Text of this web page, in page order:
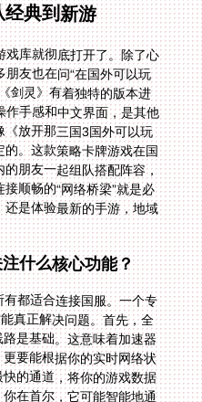
典到新游
戏库就彻底打开了。除了心
朋友也在问“在国外可以玩
剑灵》有着独特的版本进
作手感和中文界面，是其他
《放开那三国3国外可以玩
的。这款策略卡牌游戏在国
的朋友一起组队搭配阵容，
顺畅的“网络桥梁”就是必
还是体验最新的手游，地域
什么核心功能？
都适合连接国服。一个专
真正解决问题。首先，全
是基础。这意味着加速器
要能根据你的实时网络状
的通道，将你的游戏数据
在首尔，它可能智能地通